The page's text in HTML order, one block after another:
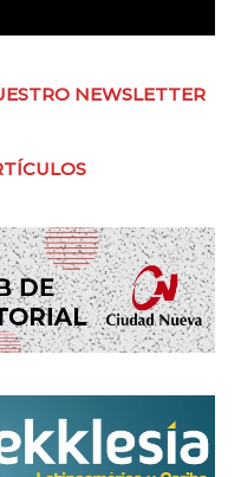
NEWSLETTER